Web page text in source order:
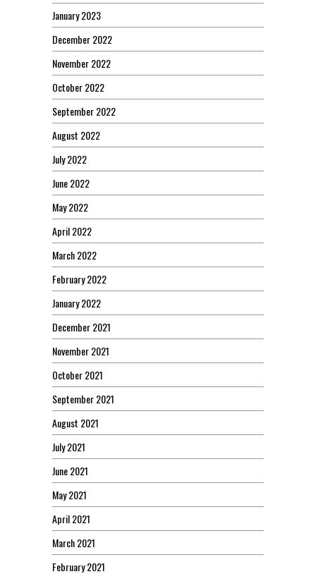
January 2023
December 2022
November 2022
October 2022
September 2022
August 2022
July 2022
June 2022
May 2022
April 2022
March 2022
February 2022
January 2022
December 2021
November 2021
October 2021
September 2021
August 2021
July 2021
June 2021
May 2021
April 2021
March 2021
February 2021